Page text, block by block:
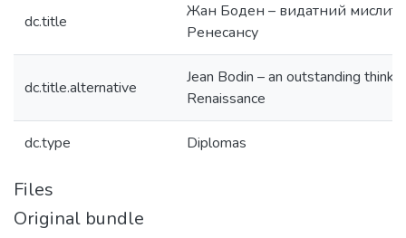
dc.title
Жан Боден – видатний
Ренесансу
dc.title.alternative
Jean Bodin – an outstanding
Renaissance
dc.type Diplomas
Files
Original bundle